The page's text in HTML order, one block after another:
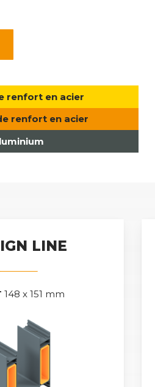
renfort en acier
renfort en acier
LINE
148 x 151 mm